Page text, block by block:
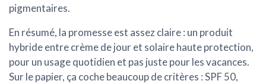
pigmentaires.
En résumé, la promesse est assez claire : un produit
hybride entre crème de jour et solaire haute protection,
pour un usage quotidien et pas juste pour les vacances.
Sur le papier, ça coche beaucoup de critères : SPF 50,